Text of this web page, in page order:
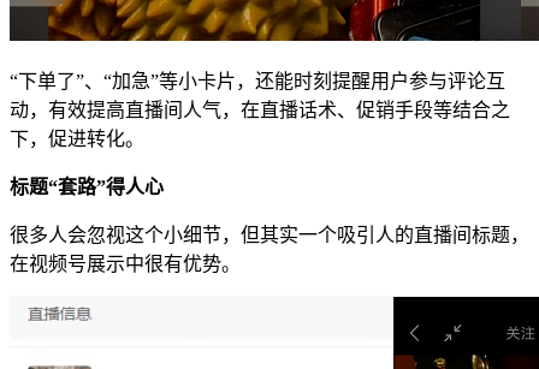
“下单了”、“加急”等小卡片，还能时刻提醒用户参与评论互
动，有效提高直播间人气，在直播话术、促销手段等结合之
下，促进转化。
标题“套路”得人心
很多人会忽视这个小细节，但其实一个吸引人的直播间标题，
在视频号展示中很有优势。